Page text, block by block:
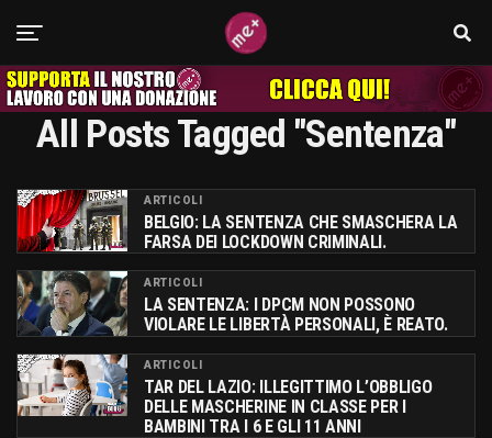
All Posts Tagged "sentenza"
ARTICOLI
BELGIO: LA SENTENZA CHE SMASCHERA LA
FARSA DEI LOCKDOWN CRIMINALI.
ARTICOLI
LA SENTENZA: I DPCM NON POSSONO
VIOLARE LE LIBERTÀ PERSONALI, È REATO.
ARTICOLI
TAR DEL LAZIO: ILLEGITTIMO L’OBBLIGO
DELLE MASCHERINE IN CLASSE PER I
BAMBINI TRA I 6 E GLI 11 ANNI